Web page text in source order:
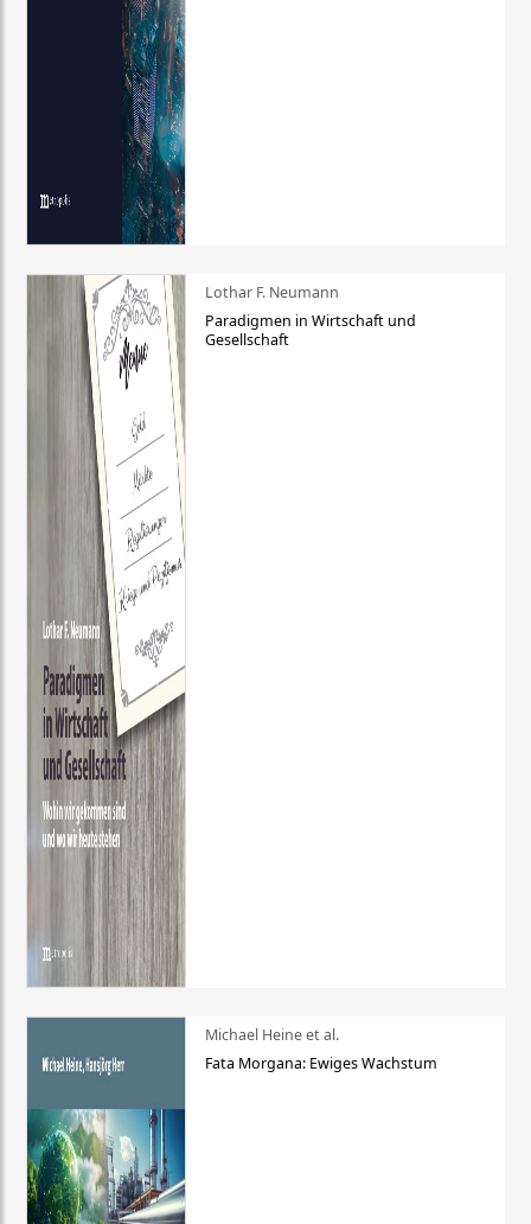
Lothar F. Neumann
Paradigmen in Wirtschaft und
Gesellschaft
Michael Heine et al.
Fata Morgana: Ewiges Wachstum